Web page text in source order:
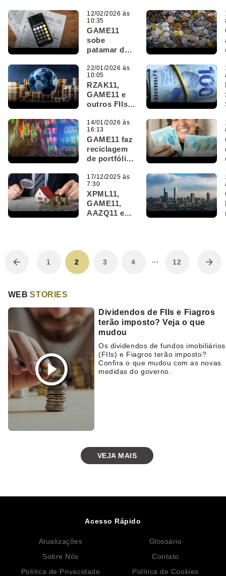
pagam
dividendos
hoje; veja
valores
GAME11
sobe
patamar de
mira novo
ciclo de
rentabilidade
12/02/2026 às
10:35
RZAK11,
GAME11 e
outros FIIs
proventos
nesta quinta;
confira
22/01/2026 às
10:05
GAME11 faz
reciclagem
de portfólio,
CRIs e
registra
lucro
robusto
14/01/2026 às
16:13
XPML11,
GAME11,
AAZQ11 e
17/12/2025 às
7:30
1 2 3 4 … 12
WEBSTORIES
Dividendos de FIIs e Fiagros
terão imposto? Veja o que
mudou
Os dividendos de fundos imobiliários
(FIIs) e Fiagros terão imposto?
Confira o que mudou com as novas
medidas do governo.
VEJA MAIS
Acesso Rápido
Atualizações
Glossário
Sobre Nós
Contato
Política de Privacidade
Política de Cookies